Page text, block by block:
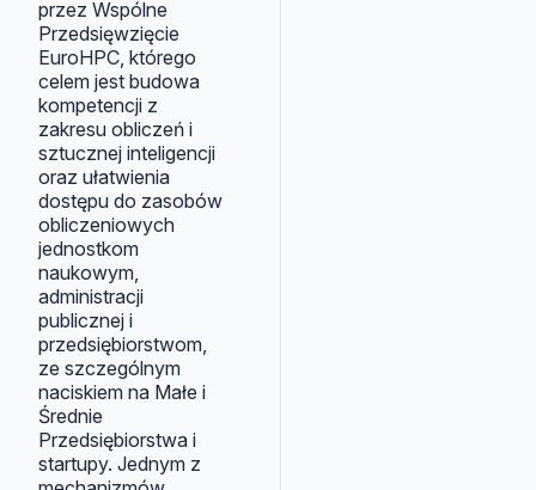
przez Wspólne
Przedsięwzięcie
EuroHPC, którego
celem jest budowa
kompetencji z
zakresu obliczeń i
sztucznej inteligencji
oraz ułatwienia
dostępu do zasobów
obliczeniowych
jednostkom
naukowym,
administracji
publicznej i
przedsiębiorstwom,
ze szczególnym
naciskiem na Małe i
Średnie
Przedsiębiorstwa i
startupy. Jednym z